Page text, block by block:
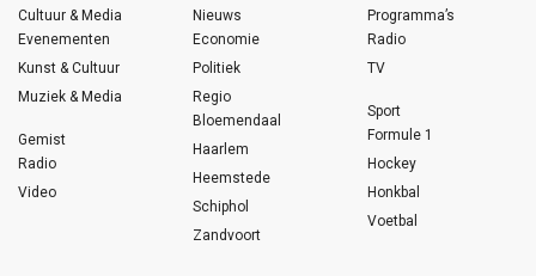
Cultuur & Media
Evenementen
Kunst & Cultuur
Muziek & Media
Gemist
Radio
Video
Nieuws
Economie
Politiek
Regio
Bloemendaal
Haarlem
Heemstede
Schiphol
Zandvoort
Programma’s
Radio
TV
Sport
Formule 1
Hockey
Honkbal
Voetbal